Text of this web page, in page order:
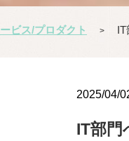
ビス/プロダクト > IT
2025/04/
IT部門